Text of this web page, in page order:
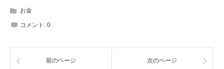
お金
コメント: 0
前のページ 次のページ